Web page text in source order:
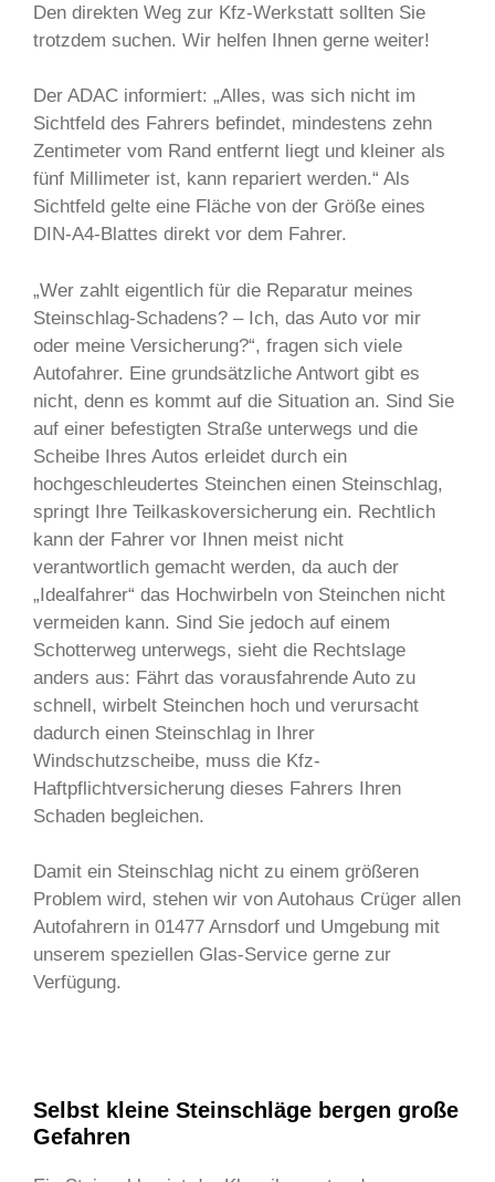
Den direkten Weg zur Kfz-Werkstatt sollten Sie
trotzdem suchen. Wir helfen Ihnen gerne weiter!
Der ADAC informiert: „Alles, was sich nicht im
Sichtfeld des Fahrers befindet, mindestens zehn
Zentimeter vom Rand entfernt liegt und kleiner als
fünf Millimeter ist, kann repariert werden.“ Als
Sichtfeld gelte eine Fläche von der Größe eines
DIN-A4-Blattes direkt vor dem Fahrer.
„Wer zahlt eigentlich für die Reparatur meines
Steinschlag-Schadens? – Ich, das Auto vor mir
oder meine Versicherung?“, fragen sich viele
Autofahrer. Eine grundsätzliche Antwort gibt es
nicht, denn es kommt auf die Situation an. Sind Sie
auf einer befestigten Straße unterwegs und die
Scheibe Ihres Autos erleidet durch ein
hochgeschleudertes Steinchen einen Steinschlag,
springt Ihre Teilkaskoversicherung ein. Rechtlich
kann der Fahrer vor Ihnen meist nicht
verantwortlich gemacht werden, da auch der
„Idealfahrer“ das Hochwirbeln von Steinchen nicht
vermeiden kann. Sind Sie jedoch auf einem
Schotterweg unterwegs, sieht die Rechtslage
anders aus: Fährt das vorausfahrende Auto zu
schnell, wirbelt Steinchen hoch und verursacht
dadurch einen Steinschlag in Ihrer
Windschutzscheibe, muss die Kfz-
Haftpflichtversicherung dieses Fahrers Ihren
Schaden begleichen.
Damit ein Steinschlag nicht zu einem größeren
Problem wird, stehen wir von Autohaus Crüger allen
Autofahrern in 01477 Arnsdorf und Umgebung mit
unserem speziellen Glas-Service gerne zur
Verfügung.
Selbst kleine Steinschläge bergen große
Gefahren